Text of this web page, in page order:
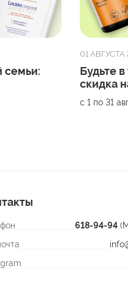
семьи:
01 АВГУСТА
Будьте
скидка
с 1 по 31
618-94-94